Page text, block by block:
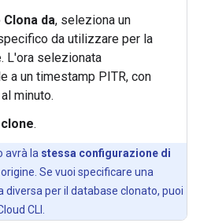
Clona da, seleziona un
da utilizzare per la
L'ora selezionata
a un timestamp PITR, con
minuto.
.
avrà la stessa configurazione di
Se vuoi specificare una
per il database clonato, puoi
CLI.